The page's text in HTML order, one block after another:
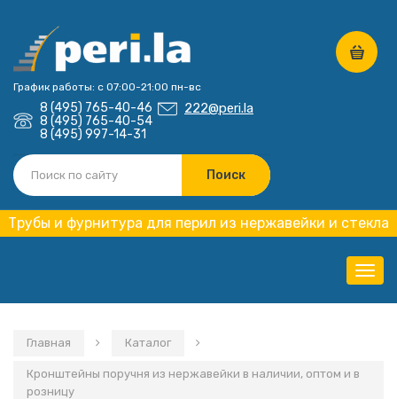
График работы: с 07:00-21:00 пн-вс
8 (495) 765-40-46
8 (495) 765-40-54
8 (495) 997-14-31
222@peri.la
Трубы и фурнитура для перил из нержавейки и стекла
Главная Каталог
Кронштейны поручня из нержавейки в наличии, оптом и в
розницу